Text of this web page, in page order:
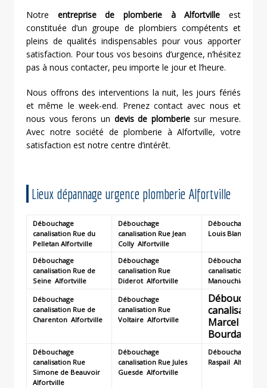
Notre entreprise de plomberie à Alfortville est
constituée d’un groupe de plombiers compétents et
pleins de qualités indispensables pour vous apporter
satisfaction. Pour tous vos besoins d’urgence, n’hésitez
pas à nous contacter, peu importe le jour et l’heure.
Nous offrons des interventions la nuit, les jours fériés
et même le week-end. Prenez contact avec nous et
nous vous ferons un devis de plomberiesur mesure.
Avec notre société de plomberie à Alfortville, votre
satisfaction est notre centre d’intérêt.
Lieux dépannage urgence plomberie Alfortville
Débouchage
canalisation Rue du
Pelletan Alfortville
Débouchage
canalisation Rue Jean
Colly Alfortville
Débouchage
Louis Blanc
Débouchage
canalisation Rue de
Seine Alfortville
Débouchage
canalisation Rue
Diderot Alfortville
Débouchage
canalisation Rue
Manouchian
Débouchage
canalisation Rue de
Charenton Alfortville
Débouchage
canalisation Rue
Voltaire Alfortville
Débouchage
canalisation
Marcel
Bourdarias
Débouchage
canalisation Rue
Simone de Beauvoir
Alfortville
Débouchage
canalisation Rue Jules
Guesde Alfortville
Débouchage
Raspail Alfortville